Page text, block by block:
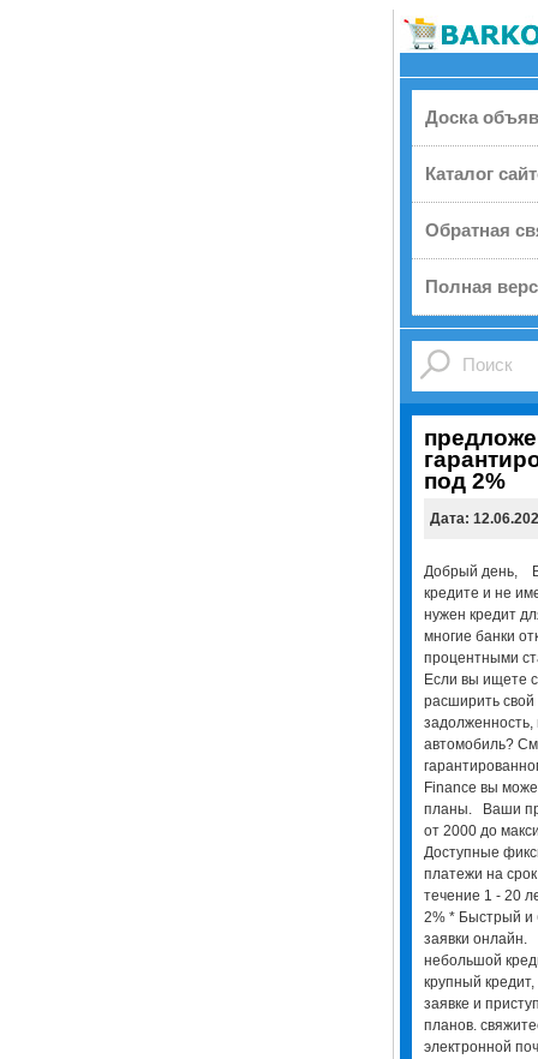
Доска
Каталог
Обратная
Полная
под 2%
Дата:
Добрый день,
кредите и не
нужен кредит
многие банки
процентными
Если вы ищете
расширить свой
задолженность,
автомобиль?
Finance вы
планы. Ваши
от 2000 до
Доступные
платежи на
течение 1 - 20
2% * Быстрый и
заявки онлайн.
небольшой
крупный
заявке и
планов.
электронной